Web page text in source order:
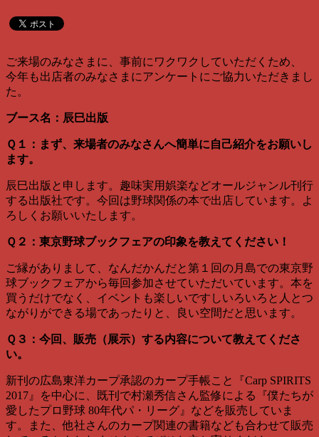
ご来場のみなさまに、事前にワクワクしていただくため、
今年も出店者のみなさまにアンケートにご協力いただきまし
た。
ブース名：辰巳出版
Ｑ１：まず、来場者のみなさんへ簡単に自己紹介をお願いし
ます。
辰巳出版と申します。趣味実用娯楽などオールジャンル刊行
する出版社です。今回は野球関係の本で出店しています。よ
ろしくお願いいたします。
Ｑ２：東京野球ブックフェアの印象を教えてください！
ご縁がありまして、なんだかんだと第１回の月島での東京野
球ブックフェアから毎回参加させていただいています。本を
買うだけでなく、イベントも楽しいですしいろいろと人とつ
ながりができる場であったりと、良い空間だと思います。
Ｑ３：今回、販売（展示）する内容について教えてくださ
い。
新刊の広島東洋カープ承認のカープ手帳こと『Carp SPIRITS
2017』を中心に、既刊で村瀬秀信さん監修による『僕たちが
愛したプロ野球 80年代パ・リーグ』などを販売していま
す。また、他社さんのカープ関連の書籍なども合わせて販売